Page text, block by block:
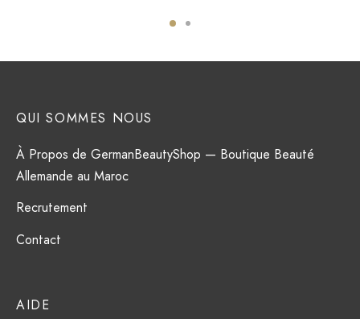
AIDE
QUI SOMMES NOUS
À Propos de GermanBeautyShop — Boutique Beauté
Allemande au Maroc
Recrutement
Contact